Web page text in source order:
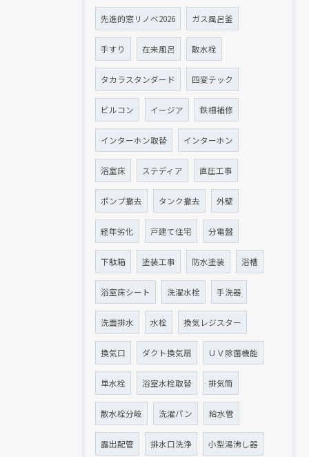
先進的窓リノベ2026 ガス風呂釜
手すり 在来風呂 散水栓
タカラスタンダード 四変テック
ビルコン イージア 鉄柵補修
インターホン取替 インターホン
浴室床 ステディア 直圧工事
ポンプ撤去 タンク撤去 外壁
経年劣化 戸建て住宅 分電盤
下駄箱 塗装工事 防水塗装 浴槽
浴室床シート 洗濯水栓 手洗器
洗面排水 水栓 換気レジスター
換気口 ダクト換気扇 ＵＶ除菌機能
単水栓 浴室水栓取替 排気筒
散水栓分岐 洗濯パン 給水管
露出配管 排水口洗浄 小型湯沸し器